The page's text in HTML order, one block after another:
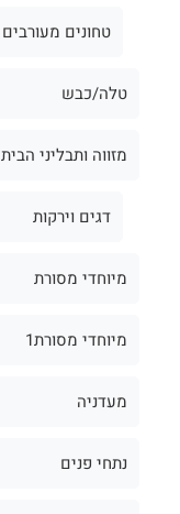
טחונים מעורבים
טלה/כבש
מזווה ותבליני הבית
דגים וירקות
מיוחדי מסורת
מיוחדי מסורת1
מעדניה
נתחי פנים